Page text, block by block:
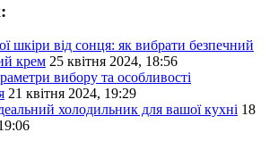
шкіри від сонця: як вибрати безпечний
крем 25 квітня 2024, 18:56
вибору та особливості
21 квітня 2024, 19:29
холодильник для вашої кухні 18